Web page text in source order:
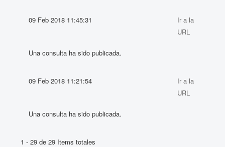
09 Feb 2018 11:45:31
Ir a la
URL
Una consulta ha sido publicada.
09 Feb 2018 11:21:54
Ir a la
URL
Una consulta ha sido publicada.
1 - 29 de 29 Items totales